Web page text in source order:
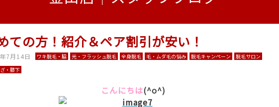
ての方！紹介＆ペア割引が安い！
7月14日 ワキ脱毛・脇 光・フラッシュ脱毛 全身脱毛 毛・ムダ毛の悩み 脱毛キャンペーン
脱毛サロン
・膝下
こんにちは(^o^)